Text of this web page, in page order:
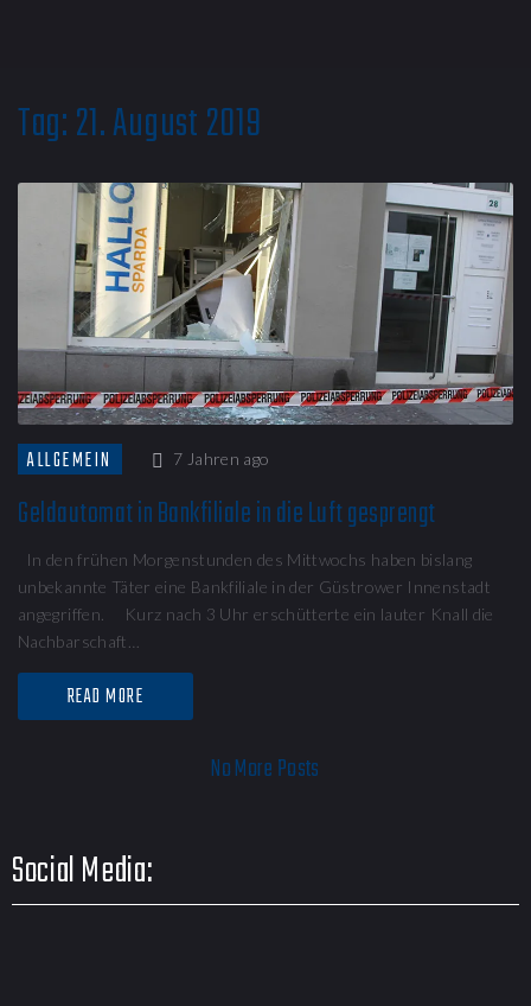
Tag:21. August 2019
ALLGEMEIN 7 Jahren ago
Geldautomat in Bankfiliale in die Luft gesprengt
In den frühen Morgenstunden des Mittwochs haben bislang
unbekannte Täter eine Bankfiliale in der Güstrower Innenstadt
angegriffen. Kurz nach 3 Uhr erschütterte ein lauter Knall die
Nachbarschaft…
READ MORE
No More Posts
Social Media: